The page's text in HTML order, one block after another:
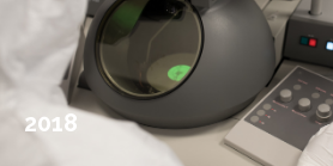
2018